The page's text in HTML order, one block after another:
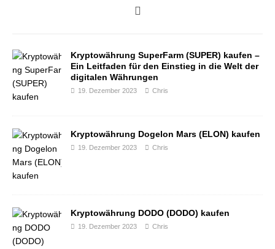
Kryptowährung SuperFarm (SUPER) kaufen –
Ein Leitfaden für den Einstieg in die Welt der
digitalen Währungen
19. Dezember 2023 Chris
Kryptowährung Dogelon Mars (ELON) kaufen
19. Dezember 2023 Chris
Kryptowährung DODO (DODO) kaufen
19. Dezember 2023 Chris